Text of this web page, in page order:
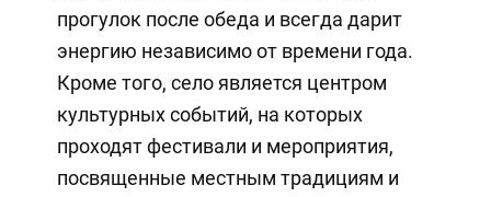
прогулок после обеда и всегда дарит
энергию независимо от времени года.
Кроме того, село является центром
культурных событий, на которых
проходят фестивали и мероприятия,
посвященные местным традициям и